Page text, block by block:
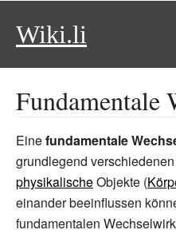
Wiki.li
Fundamentale
Einefundamentale
grundlegend
physikalischeObjekte (
einander beeinflussen
fundamentalen